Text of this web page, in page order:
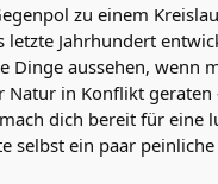
zu einem
letzte Jahrhundert
Dinge aussehen, wenn
Natur in Konflikt geraten
dich bereit für eine
selbst ein paar peinliche